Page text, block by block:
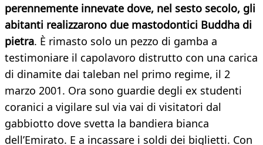
perennemente innevate dove, nel sesto secolo, gli
abitanti realizzarono due mastodontici Buddha di
pietra. È rimasto solo un pezzo di gamba a
testimoniare il capolavoro distrutto con una carica
di dinamite dai taleban nel primo regime, il 2
marzo 2001. Ora sono guardie degli ex studenti
coranici a vigilare sul via vai di visitatori dal
gabbiotto dove svetta la bandiera bianca
dell’Emirato. E a incassare i soldi dei biglietti. Con